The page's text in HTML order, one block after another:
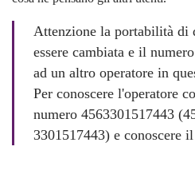
Attenzione la portabilità di
essere cambiata e il
ad un altro operatore in
Per conoscere l'operatore
numero 4563301517443
3301517443) e conoscere